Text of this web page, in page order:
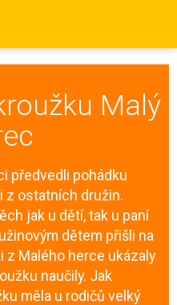
Malý
předvedli pohádku
z ostatních družin.
jak u dětí, tak u paní
dětem přišli na
z Malého herce ukázaly
naučily. Jak
měla u rodičů velký